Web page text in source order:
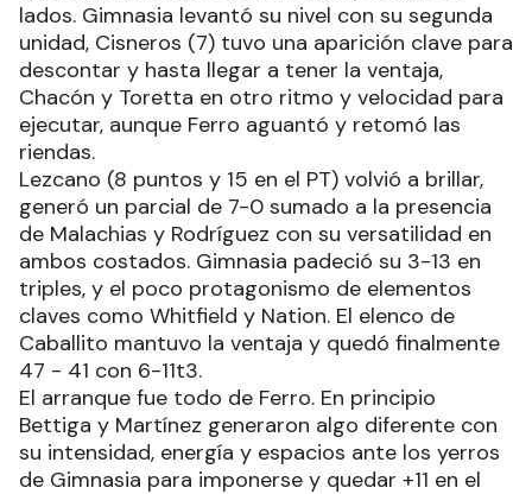
lados. Gimnasia levantó su nivel con su segunda
unidad, Cisneros (7) tuvo una aparición clave para
descontar y hasta llegar a tener la ventaja,
Chacón y Toretta en otro ritmo y velocidad para
ejecutar, aunque Ferro aguantó y retomó las
riendas.
Lezcano (8 puntos y 15 en el PT) volvió a brillar,
generó un parcial de 7-0 sumado a la presencia
de Malachias y Rodríguez con su versatilidad en
ambos costados. Gimnasia padeció su 3-13 en
triples, y el poco protagonismo de elementos
claves como Whitfield y Nation. El elenco de
Caballito mantuvo la ventaja y quedó finalmente
47 - 41 con 6-11t3.
El arranque fue todo de Ferro. En principio
Bettiga y Martínez generaron algo diferente con
su intensidad, energía y espacios ante los yerros
de Gimnasia para imponerse y quedar +11 en el